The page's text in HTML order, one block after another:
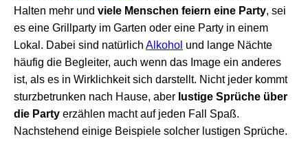
Halten mehr und viele Menschen feiern eine Party, sei
es eine Grillparty im Garten oder eine Party in einem
Lokal. Dabei sind natürlich Alkohol und lange Nächte
häufig die Begleiter, auch wenn das Image ein anderes
ist, als es in Wirklichkeit sich darstellt. Nicht jeder kommt
sturzbetrunken nach Hause, aber lustige Sprüche über
die Party erzählen macht auf jeden Fall Spaß.
Nachstehend einige Beispiele solcher lustigen Sprüche.